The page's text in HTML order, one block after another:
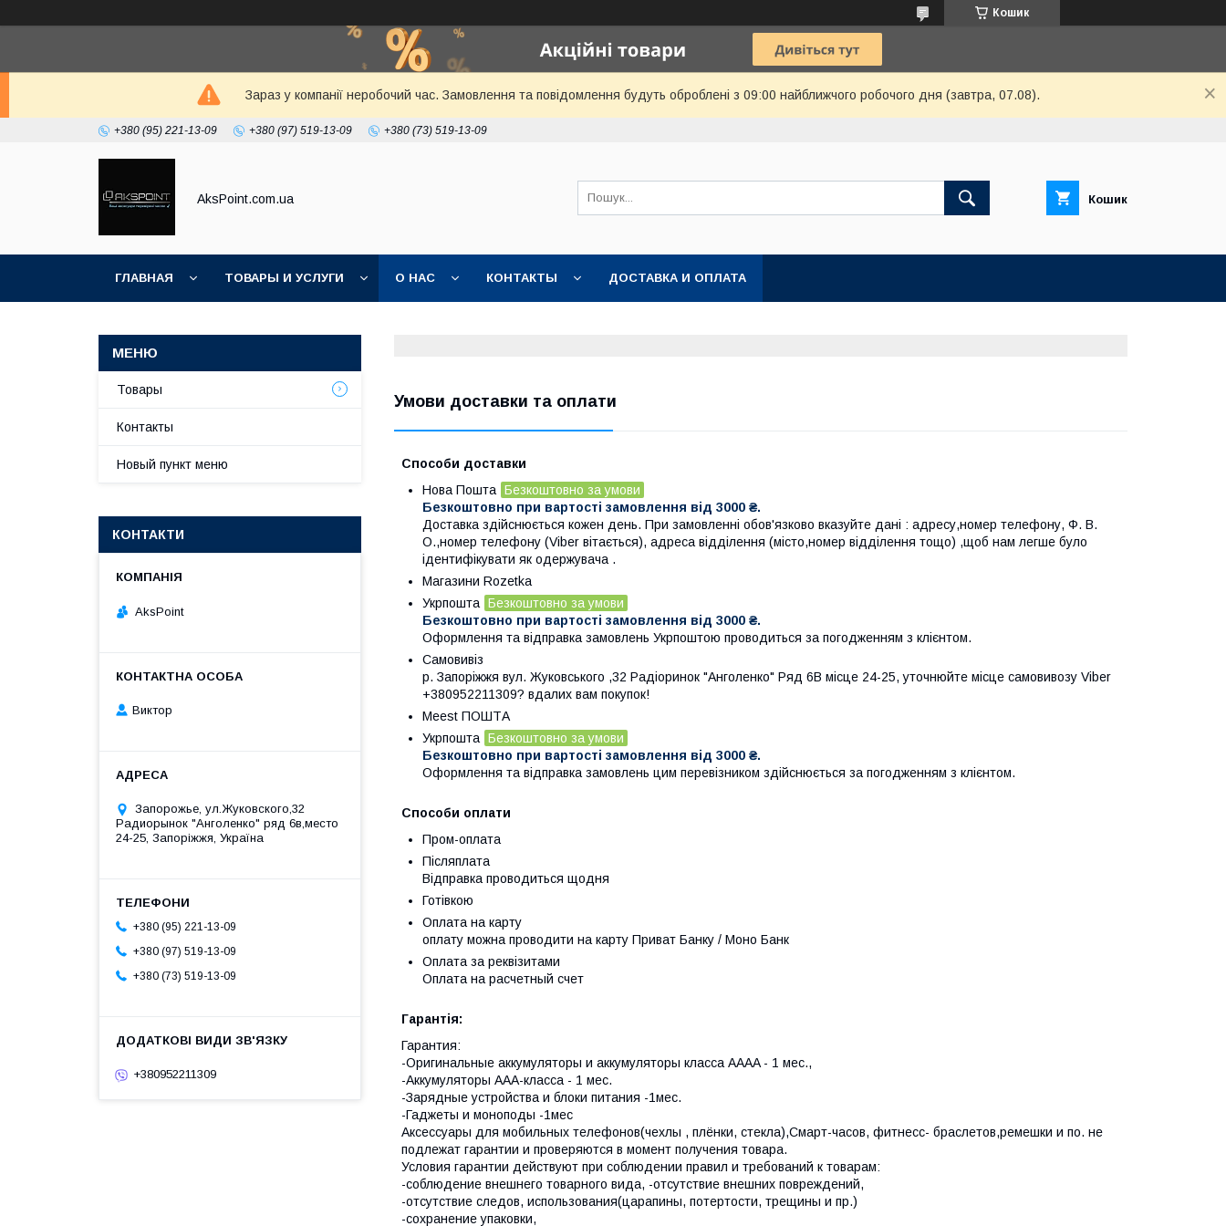
Кошик
Зараз у компанії неробочий час. Замовлення та повідомлення будуть оброблені з 09:00 найближчого робочого дня (завтра, 07.08).
+380 (95) 221-13-09 +380 (97) 519-13-09 +380 (73) 519-13-09
AksPoint.com.ua Кошик
ГЛАВНАЯ ТОВАРЫ И УСЛУГИ О НАС КОНТАКТЫ ДОСТАВКА И ОПЛАТА
Умови доставки та оплати
Способи доставки
Нова Пошта Безкоштовно за умови
Безкоштовно при вартості замовлення від 3000 ₴.
Доставка здійснюється кожен день. При замовленні обов'язково вказуйте дані : адресу,номер телефону, Ф. В.
О.,номер телефону (Viber вітається), адреса відділення (місто,номер відділення тощо) ,щоб нам легше було
ідентифікувати як одержувача .
Магазини Rozetka
Укрпошта Безкоштовно за умови
Безкоштовно при вартості замовлення від 3000 ₴.
Оформлення та відправка замовлень Укрпоштою проводиться за погодженням з клієнтом.
Самовивіз
р. Запоріжжя вул. Жуковського ,32 Радіоринок "Анголенко" Ряд 6В місце 24-25, уточнюйте місце самовивозу Viber
+380952211309? вдалих вам покупок!
Meest ПОШТА
Укрпошта Безкоштовно за умови
Безкоштовно при вартості замовлення від 3000 ₴.
Оформлення та відправка замовлень цим перевізником здійснюється за погодженням з клієнтом.
Способи оплати
Пром-оплата
Післяплата
Відправка проводиться щодня
Готівкою
Оплата на карту
оплату можна проводити на карту Приват Банку / Моно Банк
Оплата за реквізитами
Оплата на расчетный счет
Гарантія:
Гарантия:
-Оригинальные аккумуляторы и аккумуляторы класса AAAA - 1 мес.,
-Аккумуляторы ААА-класса - 1 мес.
-Зарядные устройства и блоки питания -1мес.
-Гаджеты и моноподы -1мес
Аксессуары для мобильных телефонов(чехлы , плёнки, стекла),Смарт-часов, фитнесс- браслетов,ремешки и по. не
подлежат гарантии и проверяются в момент получения товара.
Условия гарантии действуют при соблюдении правил и требований к товарам:
-соблюдение внешнего товарного вида, -отсутствие внешних повреждений,
-отсутствие следов, использования(царапины, потертости, трещины и пр.)
-сохранение упаковки,
Товары
Контакты
Новый пункт меню
КОНТАКТИ
AksPoint
Виктор
Запорожье, ул.Жуковского,32
Радиорынок "Анголенко" ряд 6в,место
24-25, Запоріжжя, Україна
+380 (95) 221-13-09
+380 (97) 519-13-09
+380 (73) 519-13-09
+380952211309